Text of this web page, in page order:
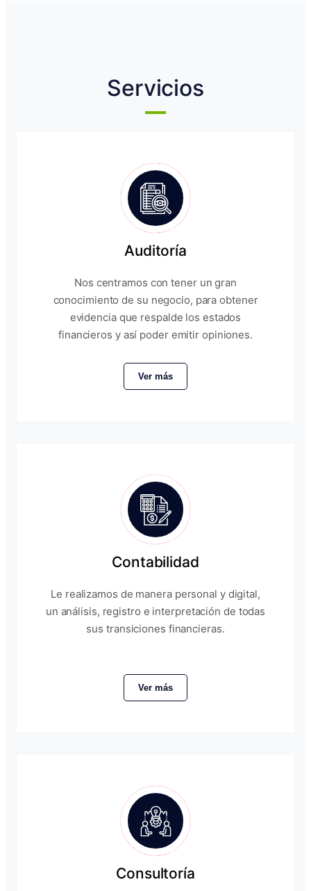
Servicios
Auditoría
Nos centramos con tener un gran
conocimiento de su negocio, para obtener
evidencia que respalde los estados
financieros y así poder emitir opiniones.
Ver más
Contabilidad
Le realizamos de manera personal y digital,
un análisis, registro e interpretación de todas
sus transiciones financieras.
Ver más
Consultoría